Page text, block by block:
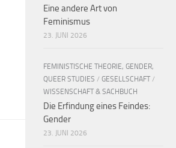
Eine andere Art von
Feminismus
23. JUNI 2026
FEMINISTISCHE THEORIE, GENDER,
QUEER STUDIES / GESELLSCHAFT /
WISSENSCHAFT & SACHBUCH
Die Erfindung eines Feindes:
Gender
23. JUNI 2026